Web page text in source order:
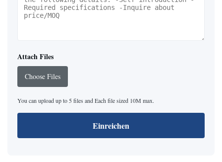
Attach Files
Choose Files
You can upload up to 5 files and Each file sized 10M max.
Einreichen